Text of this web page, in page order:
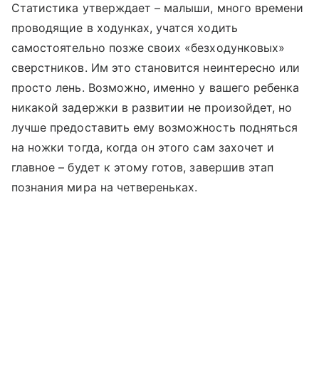
Статистика утверждает – малыши, много времени
проводящие в ходунках, учатся ходить
самостоятельно позже своих «безходунковых»
сверстников. Им это становится неинтересно или
просто лень. Возможно, именно у вашего ребенка
никакой задержки в развитии не произойдет, но
лучше предоставить ему возможность подняться
на ножки тогда, когда он этого сам захочет и
главное – будет к этому готов, завершив этап
познания мира на четвереньках.